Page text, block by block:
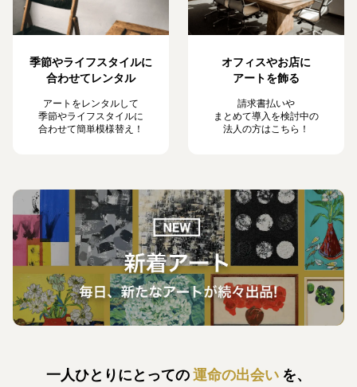
季節やライフスタイルに
合わせてレンタル
アートをレンタルして
季節やライフスタイルに
合わせて簡単模様替え！
オフィスやお店に
アートを飾る
請求書払いや
まとめて導入を検討中の
法人の方はこちら！
一人ひとりにとっての運命の出会い を、